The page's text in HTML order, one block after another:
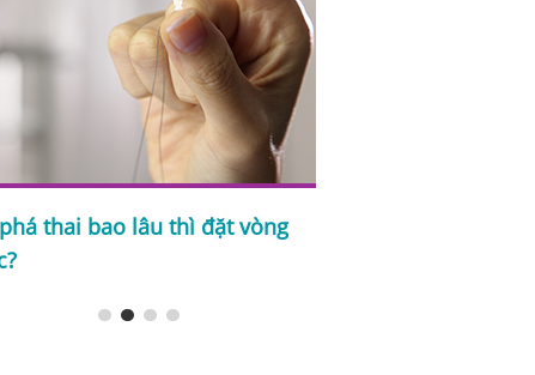
thai bao lâu thì đặt vòng